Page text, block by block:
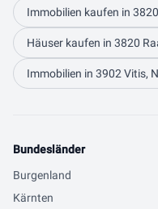
Immobilien kaufen in
Häuser kaufen in 3820
Immobilien in 3902 Vitis,
Bundesländer
Burgenland
Kärnten